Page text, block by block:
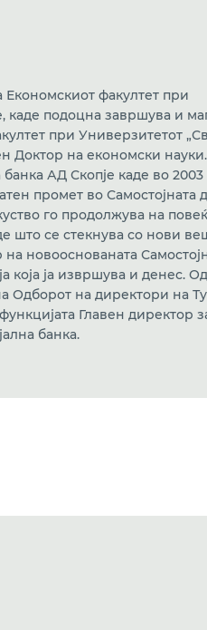
факултет при
каде подоцна завршува и
при Универзитетот
Доктор на економски
АД Скопје каде во
промет во Самостојната
го продолжува на
што се стекнува со нови
новооснованата
ја извршува и денес. Од
на директори на
Главен директор
банка.